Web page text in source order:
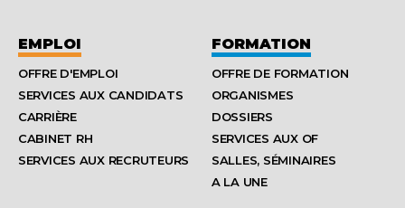
EMPLOI
OFFRE D'EMPLOI
SERVICES AUX CANDIDATS
CARRIÈRE
CABINET RH
SERVICES AUX RECRUTEURS
FORMATION
OFFRE DE FORMATION
ORGANISMES
DOSSIERS
SERVICES AUX OF
SALLES, SÉMINAIRES
A LA UNE